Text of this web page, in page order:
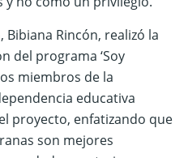
Bibiana Rincón, realizó la
del programa ‘Soy
miembros de la
educativa
proyecto, enfatizando que
son mejores